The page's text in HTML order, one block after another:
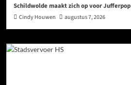
Schildwolde maakt zich op voor Jufferpop
Cindy Houwen augustus 7, 2026